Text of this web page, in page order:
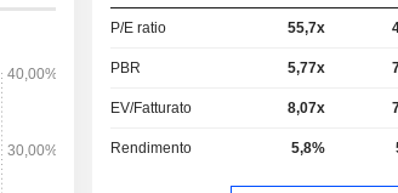
P/E ratio 55,7x
PBR 5,77x
EV/Fatturato 8,07x
Rendimento 5,8%